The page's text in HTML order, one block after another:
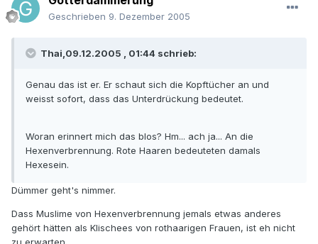
Geschrieben 9. Dezember 2005
Thai,09.12.2005 , 01:44 schrieb:
Genau das ist er. Er schaut sich die Kopftücher an und
weisst sofort, dass das Unterdrückung bedeutet.
Woran erinnert mich das blos? Hm... ach ja... An die
Hexenverbrennung. Rote Haaren bedeuteten damals
Hexesein.
Dümmer geht's nimmer.
Dass Muslime von Hexenverbrennung jemals etwas anderes
gehört hätten als Klischees von rothaarigen Frauen, ist eh nicht